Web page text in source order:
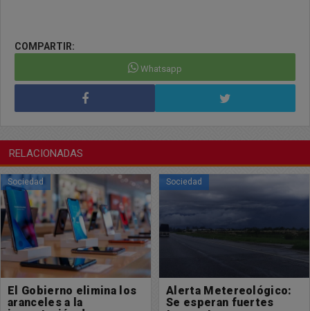
COMPARTIR:
Whatsapp
RELACIONADAS
Sociedad
Alerta Metereológico:
Se esperan fuertes
Sociedad
La inflación de
Diciembre fue de 2.8%